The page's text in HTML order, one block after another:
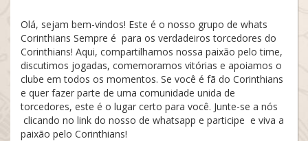
Olá, sejam bem-vindos! Este é o nosso grupo de whats
Corinthians Sempre é para os verdadeiros torcedores do
Corinthians! Aqui, compartilhamos nossa paixão pelo time,
discutimos jogadas, comemoramos vitórias e apoiamos o
clube em todos os momentos. Se você é fã do Corinthians
e quer fazer parte de uma comunidade unida de
torcedores, este é o lugar certo para você. Junte-se a nós
clicando no link do nosso de whatsapp e participe e viva a
paixão pelo Corinthians!